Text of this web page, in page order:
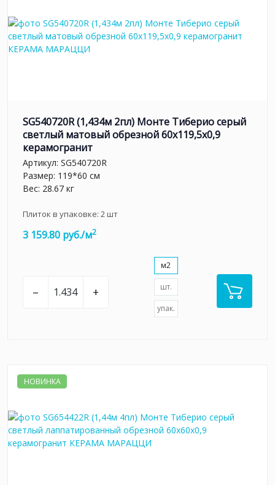
SG540720R (1,434м 2пл) Монте Тиберио серый
светлый матовый обрезной 60x119,5x0,9
керамогранит
Артикул: SG540720R
Размер: 119*60 см
Вес: 28.67 кг
Плиток в упаковке: 2шт
3 159.80 руб./м2
– +
м2
шт.
упак.
НОВИНКА